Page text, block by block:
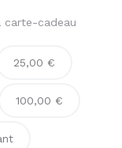
carte-cadeau
25,00 €
100,00 €